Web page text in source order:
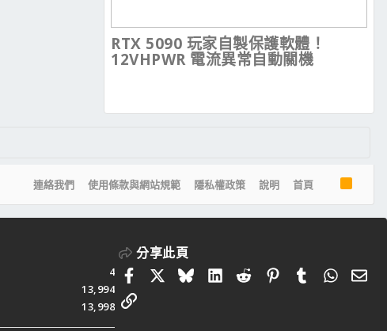
RTX 5090 玩家自製保護軟體！
12VHPWR 電流異常自動關機
連絡我們 使用條款與網站規範 隱私權政策 說明 首頁
S
4
13,994
13,998
分享此頁
FacebookBlueskyLinkedIn
RedditPinterestTumblr 電
連結